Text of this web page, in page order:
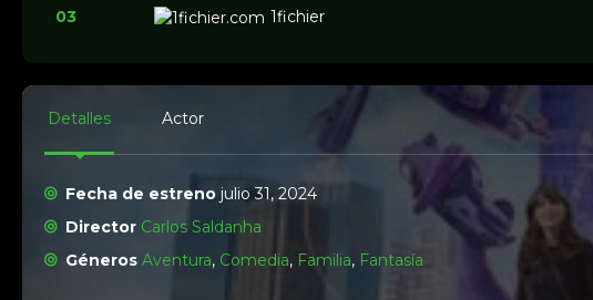
03 1fichier
Detalles Actor
Fecha de estreno julio 31, 2024
Director Carlos Saldanha
Géneros Aventura, Comedia, Familia, Fantasía